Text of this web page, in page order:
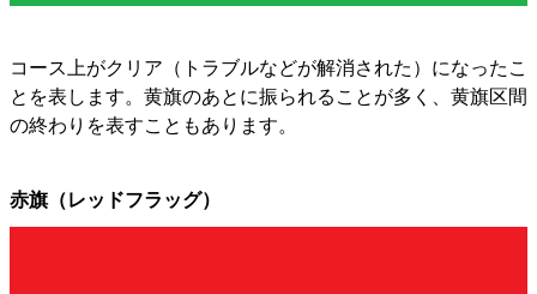
コース上がクリア（トラブルなどが解消された）になったこ
とを表します。黄旗のあとに振られることが多く、黄旗区間
の終わりを表すこともあります。
赤旗（レッドフラッグ）